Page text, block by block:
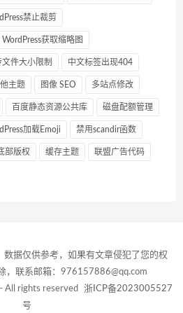
禁止裁剪
WordPress获取缩略图
文件大小限制 中文标签出现404
主题 图像 SEO 多站点修改
百度静态资源公共库 磁盘配额管理
加载Emoji 禁用scandir函数
部版权 缓存主题 联盟广告代码
据仅供参考，如果有文章侵犯了您的权
，联系邮箱：976157886@qq.com
- All rights reserved
浙ICP备2023005527
号